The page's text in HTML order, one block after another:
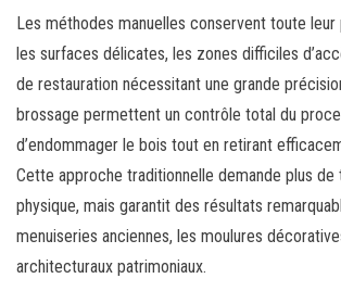
Les méthodes manuelles conservent toute
les surfaces délicates, les zones difficiles
de restauration nécessitant une grande
brossage permettent un contrôle total du
d’endommager le bois tout en retirant
Cette approche traditionnelle demande plus
physique, mais garantit des résultats
menuiseries anciennes, les moulures
architecturaux patrimoniaux.